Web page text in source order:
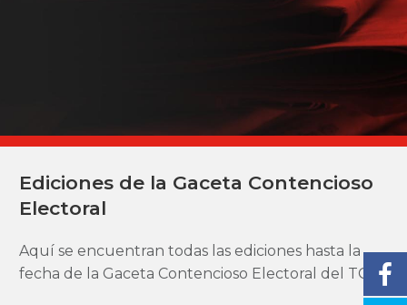
Ediciones de la Gaceta Contencioso
Electoral
Aquí se encuentran todas las ediciones hasta la
fecha de la Gaceta Contencioso Electoral del TCE.